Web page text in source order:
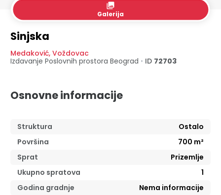
collections
Galerija
Sinjska
Medaković, Voždovac
Izdavanje Poslovnih prostora Beograd • ID 72703
Osnovne informacije
Struktura
Ostalo
Površina
700 m²
Sprat
Prizemlje
Ukupno spratova
1
Godina gradnje
Nema informacije